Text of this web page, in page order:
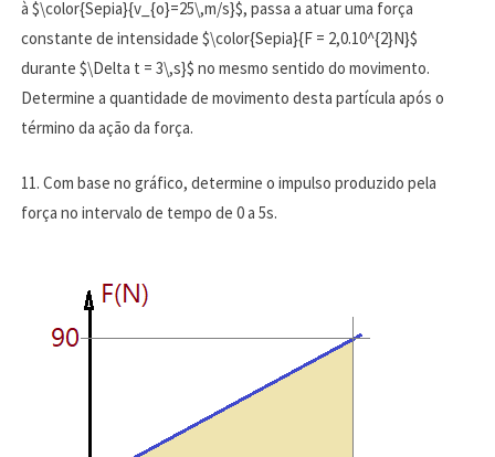
à $\color{Sepia}{v_{o}=25\,m/s}$, passa a atuar uma força
constante de intensidade $\color{Sepia}{F = 2,0.10^{2}N}$
durante $\Delta t = 3\,s}$ no mesmo sentido do movimento.
Determine a quantidade de movimento desta partícula após o
término da ação da força.
11. Com base no gráfico, determine o impulso produzido pela
força no intervalo de tempo de 0 a 5s.